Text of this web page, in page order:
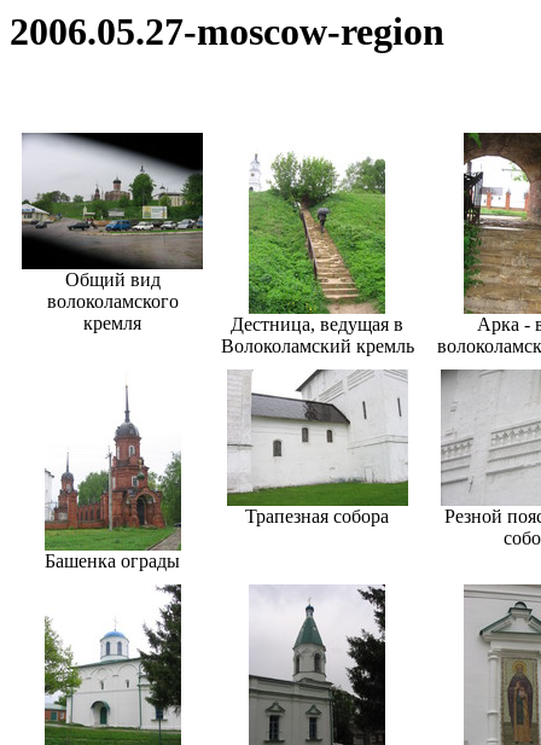
2006.05.27-moscow-region
Общий вид
волоколамского
кремля
Дестница, ведущая в
Волоколамский кремль
Арка -
Башенка ограды
Трапезная собора
Резной